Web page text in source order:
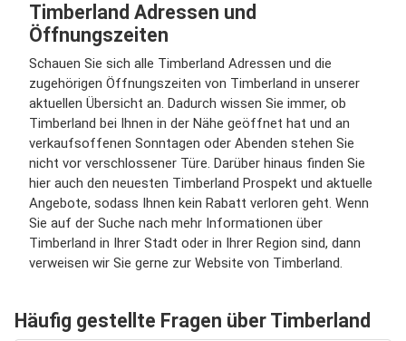
Timberland Adressen und
Öffnungszeiten
Schauen Sie sich alle Timberland Adressen und die
zugehörigen Öffnungszeiten von Timberland in unserer
aktuellen Übersicht an. Dadurch wissen Sie immer, ob
Timberland bei Ihnen in der Nähe geöffnet hat und an
verkaufsoffenen Sonntagen oder Abenden stehen Sie
nicht vor verschlossener Türe. Darüber hinaus finden Sie
hier auch den neuesten Timberland Prospekt und aktuelle
Angebote, sodass Ihnen kein Rabatt verloren geht. Wenn
Sie auf der Suche nach mehr Informationen über
Timberland in Ihrer Stadt oder in Ihrer Region sind, dann
verweisen wir Sie gerne zur Website von Timberland.
Häufig gestellte Fragen über Timberland